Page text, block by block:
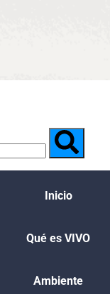
Inicio
Qué es VIVO​
Ambiente